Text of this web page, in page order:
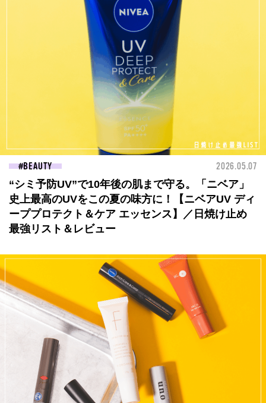
BEAUTY 2026.05.07
“シミ予防UV”で10年後の肌まで守る。「ニベア」
史上最高のUVをこの夏の味方に！【ニベアUV ディ
ーププロテクト＆ケア エッセンス】／日焼け止め
最強リスト＆レビュー